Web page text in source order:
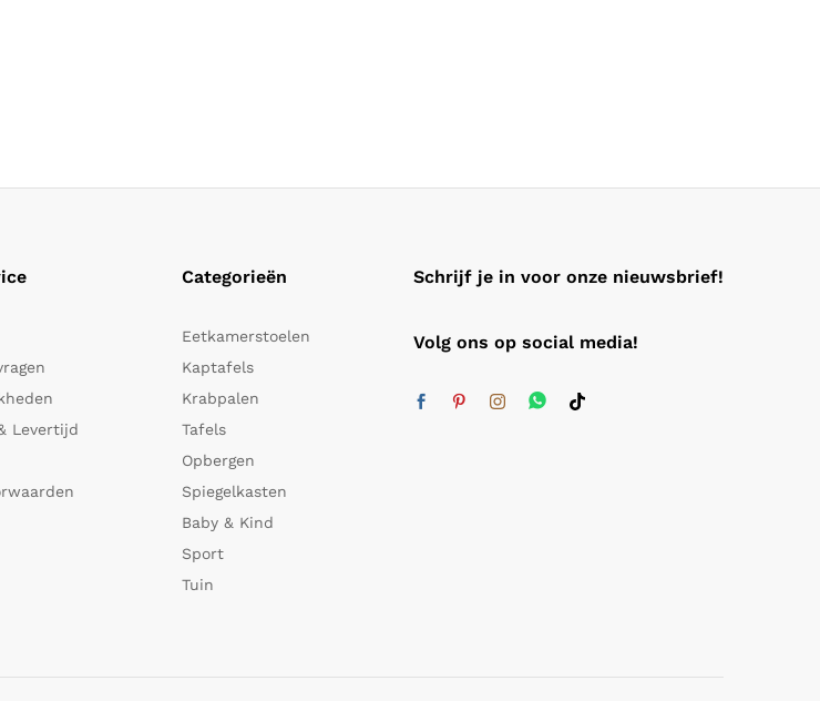
Levertijd
Categorieën
Eetkamerstoelen
Kaptafels
Krabpalen
Tafels
Opbergen
Spiegelkasten
Baby & Kind
Sport
Tuin
Schrijf je in voor onze nieuwsbrief!
Volg ons op social media!